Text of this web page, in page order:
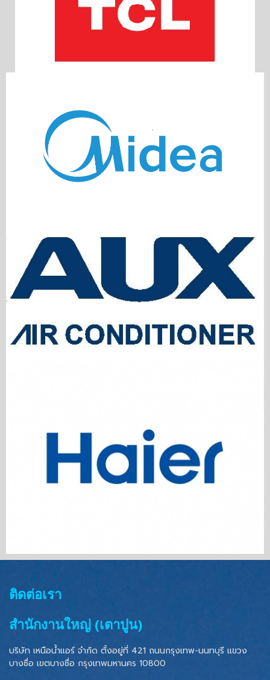
ติดต่อเรา
สำนักงานใหญ่ (เตาปูน)
บริษัท เหนือน้ำแอร์ จำกัด ตั้งอยู่ที่ 421 ถนนกรุงเทพ-นนทบุรี แขวง
บางซื่อ เขตบางซื่อ กรุงเทพมหานคร 10800